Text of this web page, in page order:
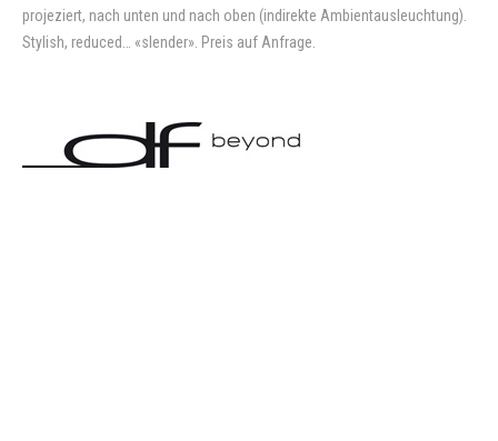
projeziert, nach unten und nach oben (indirekte Ambientausleuchtung).
Stylish, reduced… «slender». Preis auf Anfrage.